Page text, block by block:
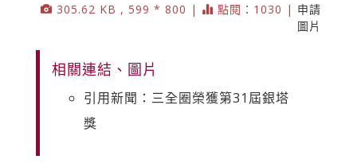
305.62 KB , 599 * 800 | 點閱：1030 | 申請
圖片
相關連結、圖片
引用新聞：三全圈榮獲第31屆銀塔
獎